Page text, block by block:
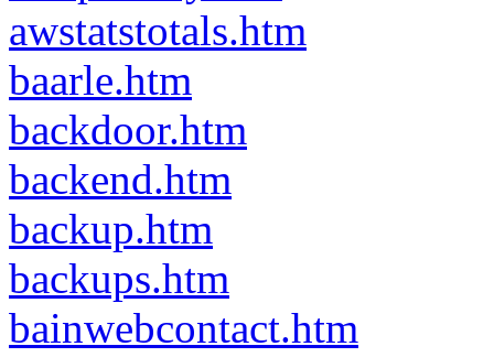
awstatstotals.htm
baarle.htm
backdoor.htm
backend.htm
backup.htm
backups.htm
bainwebcontact.htm